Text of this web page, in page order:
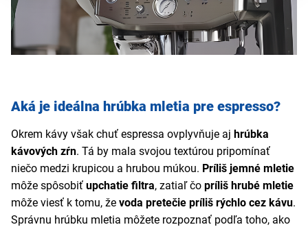
Aká je ideálna hrúbka mletia pre espresso?
Okrem kávy však chuť espressa ovplyvňuje aj hrúbka
kávových zŕn. Tá by mala svojou textúrou pripomínať
niečo medzi krupicou a hrubou múkou. Príliš jemné mletie
môže spôsobiť upchatie filtra, zatiaľ čo príliš hrubé mletie
môže viesť k tomu, že voda pretečie príliš rýchlo cez kávu.
Správnu hrúbku mletia môžete rozpoznať podľa toho, ako